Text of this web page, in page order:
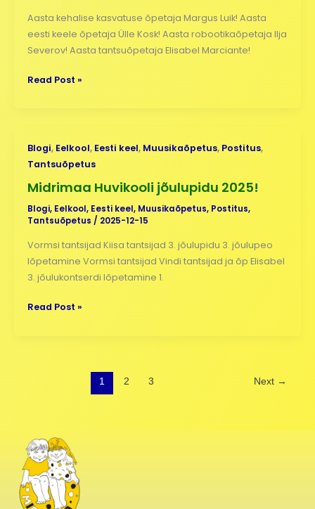
Aasta kehalise kasvatuse õpetaja Margus Luik! Aasta
eesti keele õpetaja Ülle Kosk! Aasta robootikaõpetaja Ilja
Severov! Aasta tantsuõpetaja Elisabel Marciante!
Read Post »
Blogi, Eelkool, Eesti keel, Muusikaõpetus, Postitus,
Tantsuõpetus
Midrimaa Huvikooli jõulupidu 2025!
Blogi, Eelkool, Eesti keel, Muusikaõpetus, Postitus,
Tantsuõpetus / 2025-12-15
Vormsi tantsijad Kiisa tantsijad 3. jõulupidu 3. jõulupeo
lõpetamine Vormsi tantsijad Vindi tantsijad ja õp Elisabel
3. jõulukontserdi lõpetamine 1.
Midrimaa
Huvikooli
jõulupidu
2025!
Read Post »
1 2 3 Next →